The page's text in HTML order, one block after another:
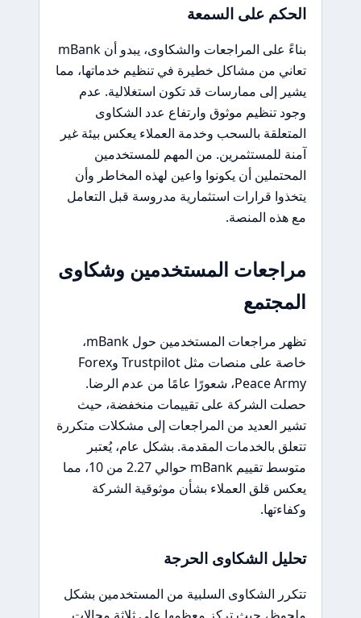
الحكم على السمعة
بناءً على المراجعات والشكاوى، يبدو أن mBank
تعاني من مشاكل خطيرة في تنظيم خدماتها، مما
يشير إلى ممارسات قد تكون استغلالية. عدم
وجود تنظيم موثوق وارتفاع عدد الشكاوى
المتعلقة بالسحب وخدمة العملاء يعكس بيئة غير
آمنة للمستثمرين. من المهم للمستخدمين
المحتملين أن يكونوا واعين لهذه المخاطر وأن
يتخذوا قرارات استثمارية مدروسة قبل التعامل
مع هذه المنصة.
مراجعات المستخدمين وشكاوى
المجتمع
تظهر مراجعات المستخدمين حول mBank،
خاصة على منصات مثل Trustpilot وForex
Peace Army، شعورًا عامًا من عدم الرضا.
حصلت الشركة على تقييمات منخفضة، حيث
تشير العديد من المراجعات إلى مشكلات متكررة
تتعلق بالخدمات المقدمة. بشكل عام، يُعتبر
متوسط تقييم mBank حوالي 2.27 من 10، مما
يعكس قلق العملاء بشأن موثوقية الشركة
وكفاءتها.
تحليل الشكاوى الحرجة
تتكرر الشكاوى السلبية من المستخدمين بشكل